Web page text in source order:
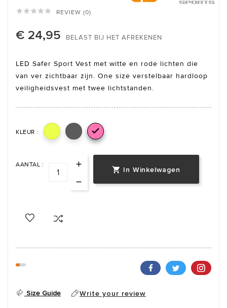
     REVIEW (0)
€ 24,95 BELAST BIJ HET AFREKENEN
LED Safer Sport Vest met witte en rode lichten die
van ver zichtbaar zijn. One size verstelbaar hardloop
veiligheidsvest met twee lichtstanden.
KLEUR : 
AANTAL :
 In Winkelwagen
Size Guide Write your review